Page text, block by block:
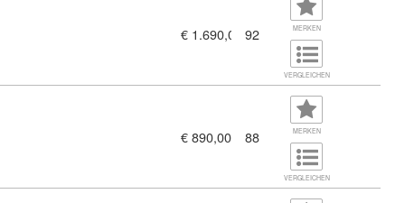
€ 1.690,00 92 MERKEN
VERGLEICHEN
€ 890,00 88 MERKEN
VERGLEICHEN